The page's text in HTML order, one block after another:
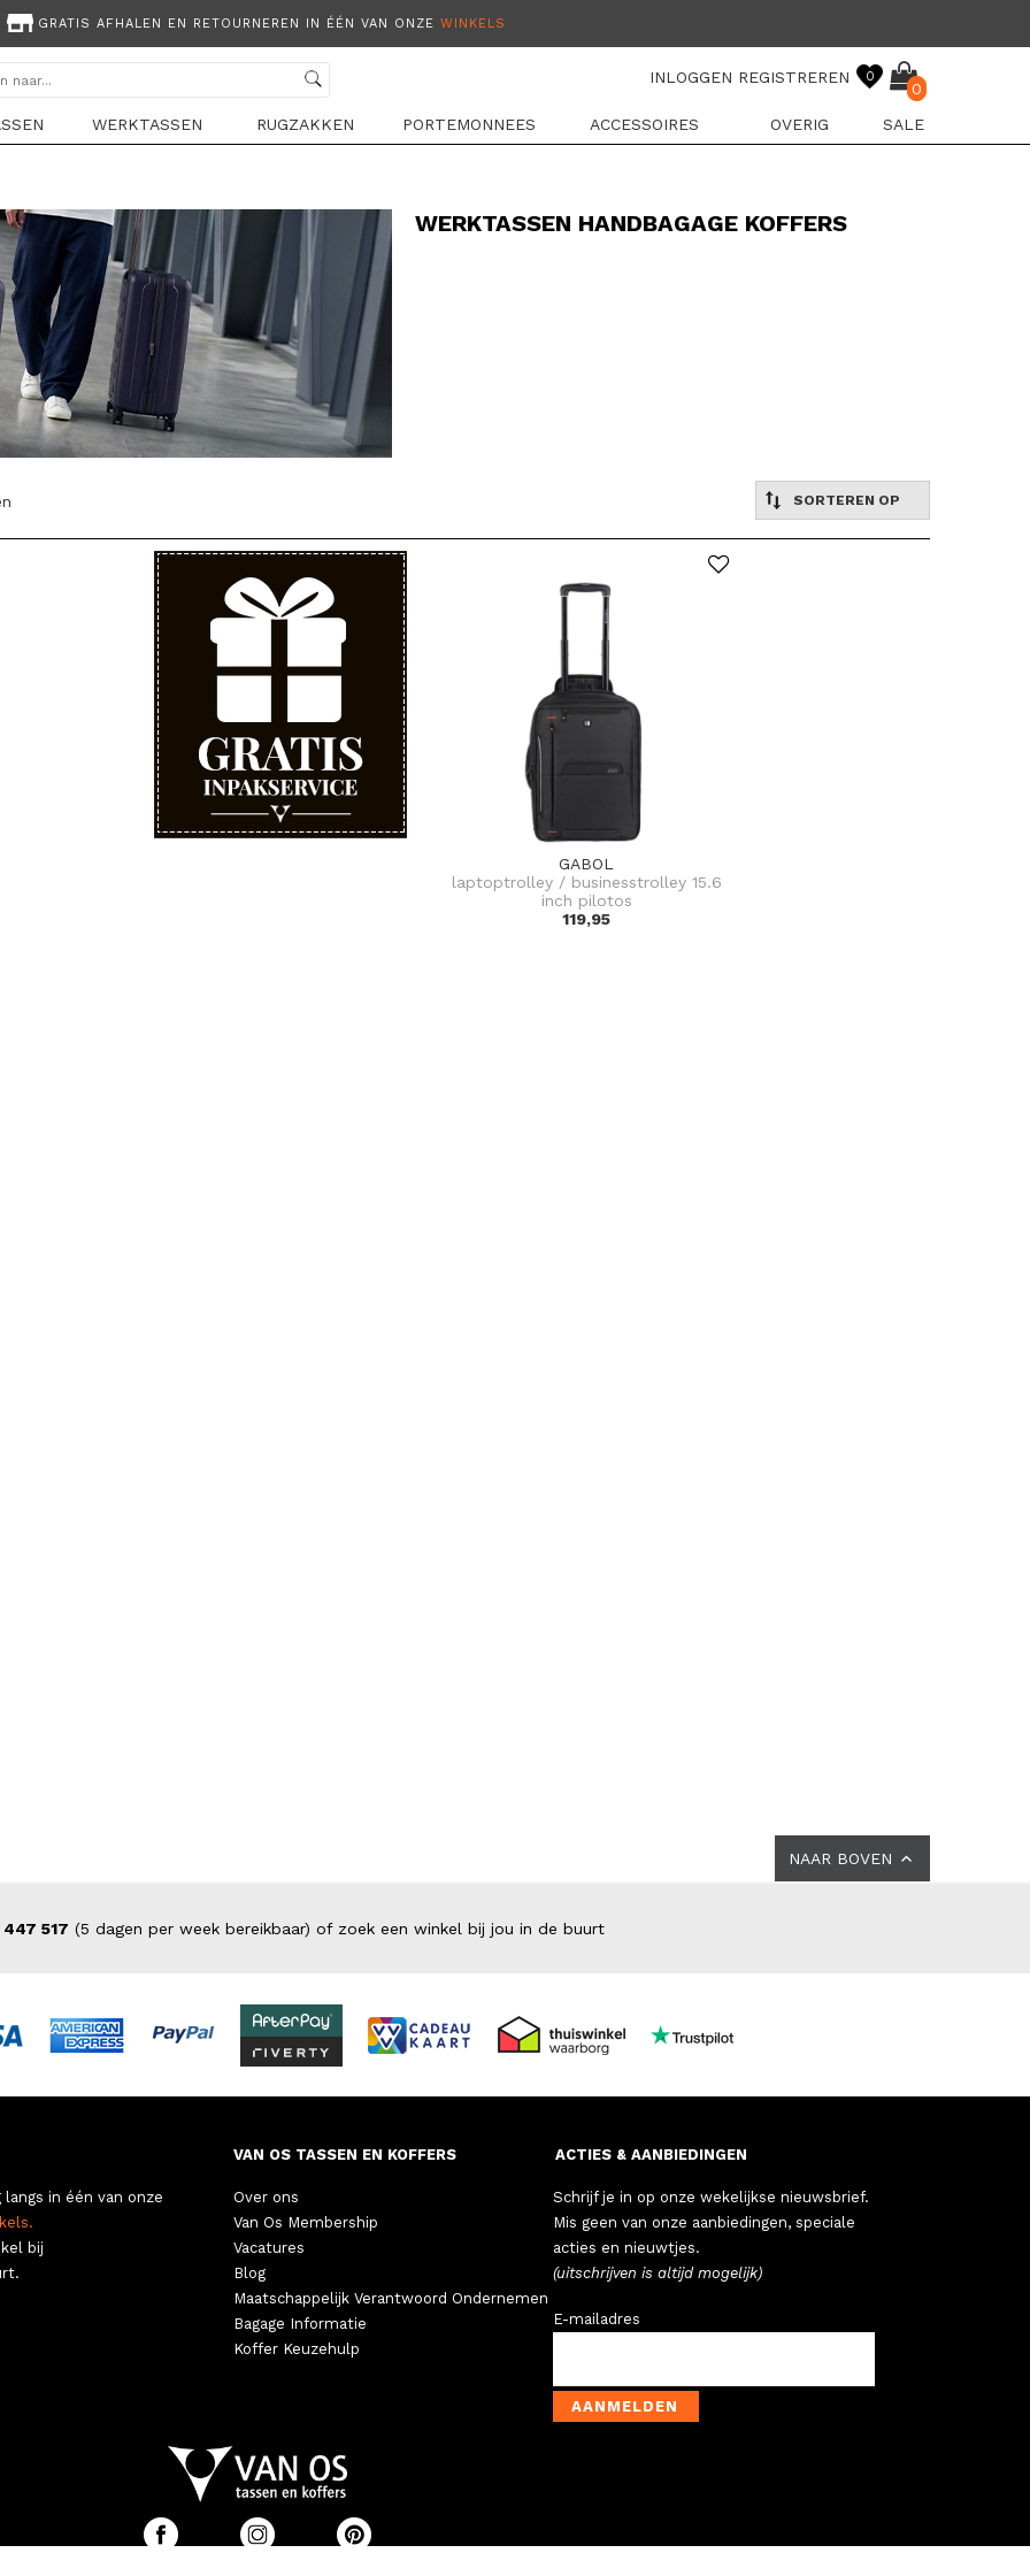
GRATIS AFHALEN EN RETOURNEREN IN ÉÉN VAN ONZE WINKELS
INLOGGEN REGISTREREN 0
0
WERKTASSEN RUGZAKKEN PORTEMONNEES ACCESSOIRES OVERIG SALE
WERKTASSEN HANDBAGAGE KOFFERS
SORTEREN OP
GABOL
laptoptrolley / businesstrolley 15.6
inch pilotos
119,95
NAAR BOVEN
447 517 (5 dagen per week bereikbaar) of zoek een winkel bij jou in de buurt
langs in één van onze
bij
VAN OS TASSEN EN KOFFERS
Over ons
Van Os Membership
Vacatures
Blog
Maatschappelijk Verantwoord Ondernemen
Bagage Informatie
Koffer Keuzehulp
ACTIES & AANBIEDINGEN
Schrijf je in op onze wekelijkse nieuwsbrief.
Mis geen van onze aanbiedingen, speciale
acties en nieuwtjes.
(uitschrijven is altijd mogelijk)
E-mailadres
AANMELDEN